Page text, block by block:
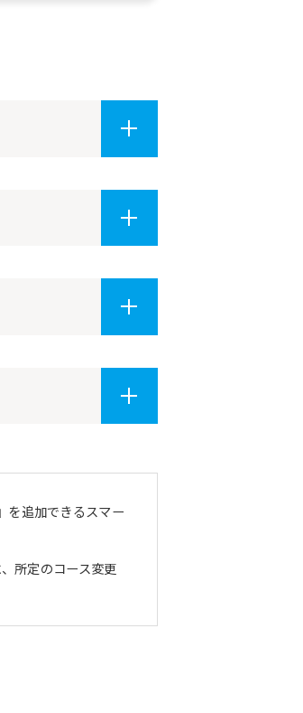
を追加できるスマー
所定のコース変更